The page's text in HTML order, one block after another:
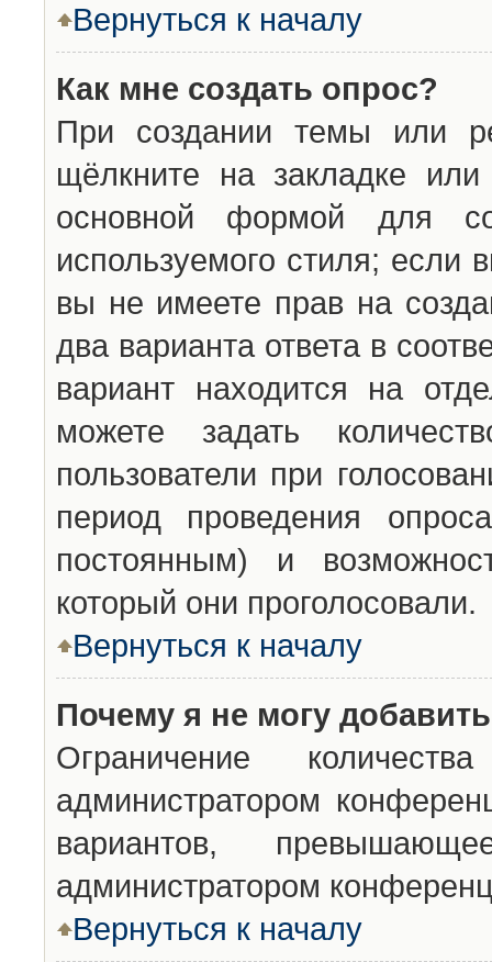
Вернуться к началу
Как мне создать опрос?
При создании темы или
щёлкните на закладке
основной формой для
используемого стиля; если
вы не имеете прав на
два варианта ответа в
вариант находится на
можете задать
пользователи при
период проведения
постоянным) и
который они проголосовали.
Вернуться к началу
Почему я не могу
Ограничение
администратором
вариантов,
администратором
Вернуться к началу